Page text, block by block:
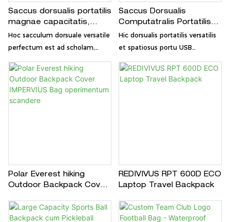
Saccus dorsualis portatilis
magnae capacitatis,
impermeabilis, cum
impletione USB
Hoc sacculum dorsuale versatile
perfectum est ad scholam,
partem aquae imperviam,
portum USB ad implendum, et
fibulas antifurtas ad
Saccus Dorsualis
Computatralis Portatilis
Multifunctionalis Aquae
Impervius cum Impletione
Hic dorsualis portatilis versatilis
et spatiosus portu USB
materia aquae resistenti
praeditus, ad usum cotidianum
Polar Everest hiking
Outdoor Backpack Cover
operimentum scandere
REDIVIVUS RPT 600D ECO
Laptop Travel Backpack